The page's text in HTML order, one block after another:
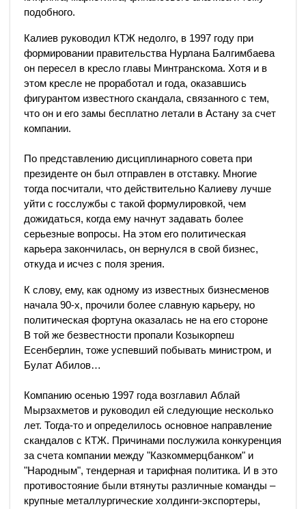
подобного.
Калиев руководил КТЖ недолго, в 1997 году при
формировании правительства Нурлана Балгимбаева
он пересел в кресло главы Минтранскома. Хотя и в
этом кресле не проработал и года, оказавшись
фигурантом известного скандала, связанного с тем,
что он и его замы бесплатно летали в Астану за счет
компании.
По представлению дисциплинарного совета при
президенте он был отправлен в отставку. Многие
тогда посчитали, что действительно Калиеву лучше
уйти с госслужбы с такой формулировкой, чем
дожидаться, когда ему начнут задавать более
серьезные вопросы. На этом его политическая
карьера закончилась, он вернулся в свой бизнес,
откуда и исчез с поля зрения.
К слову, ему, как одному из известных бизнесменов
начала 90-х, прочили более славную карьеру, но
политическая фортуна оказалась не на его стороне
В той же безвестности пропали Козыкорпеш
Есенберлин, тоже успевший побывать министром, и
Булат Абилов…
Компанию осенью 1997 года возглавил Аблай
Мырзахметов и руководил ей следующие несколько
лет. Тогда-то и определилось основное направление
скандалов с КТЖ. Причинами послужила конкуренция
за счета компании между "Казкоммерцбанком" и
"Народным", тендерная и тарифная политика. И в это
противостояние были втянуты различные команды –
крупные металлургические холдинги-экспортеры,